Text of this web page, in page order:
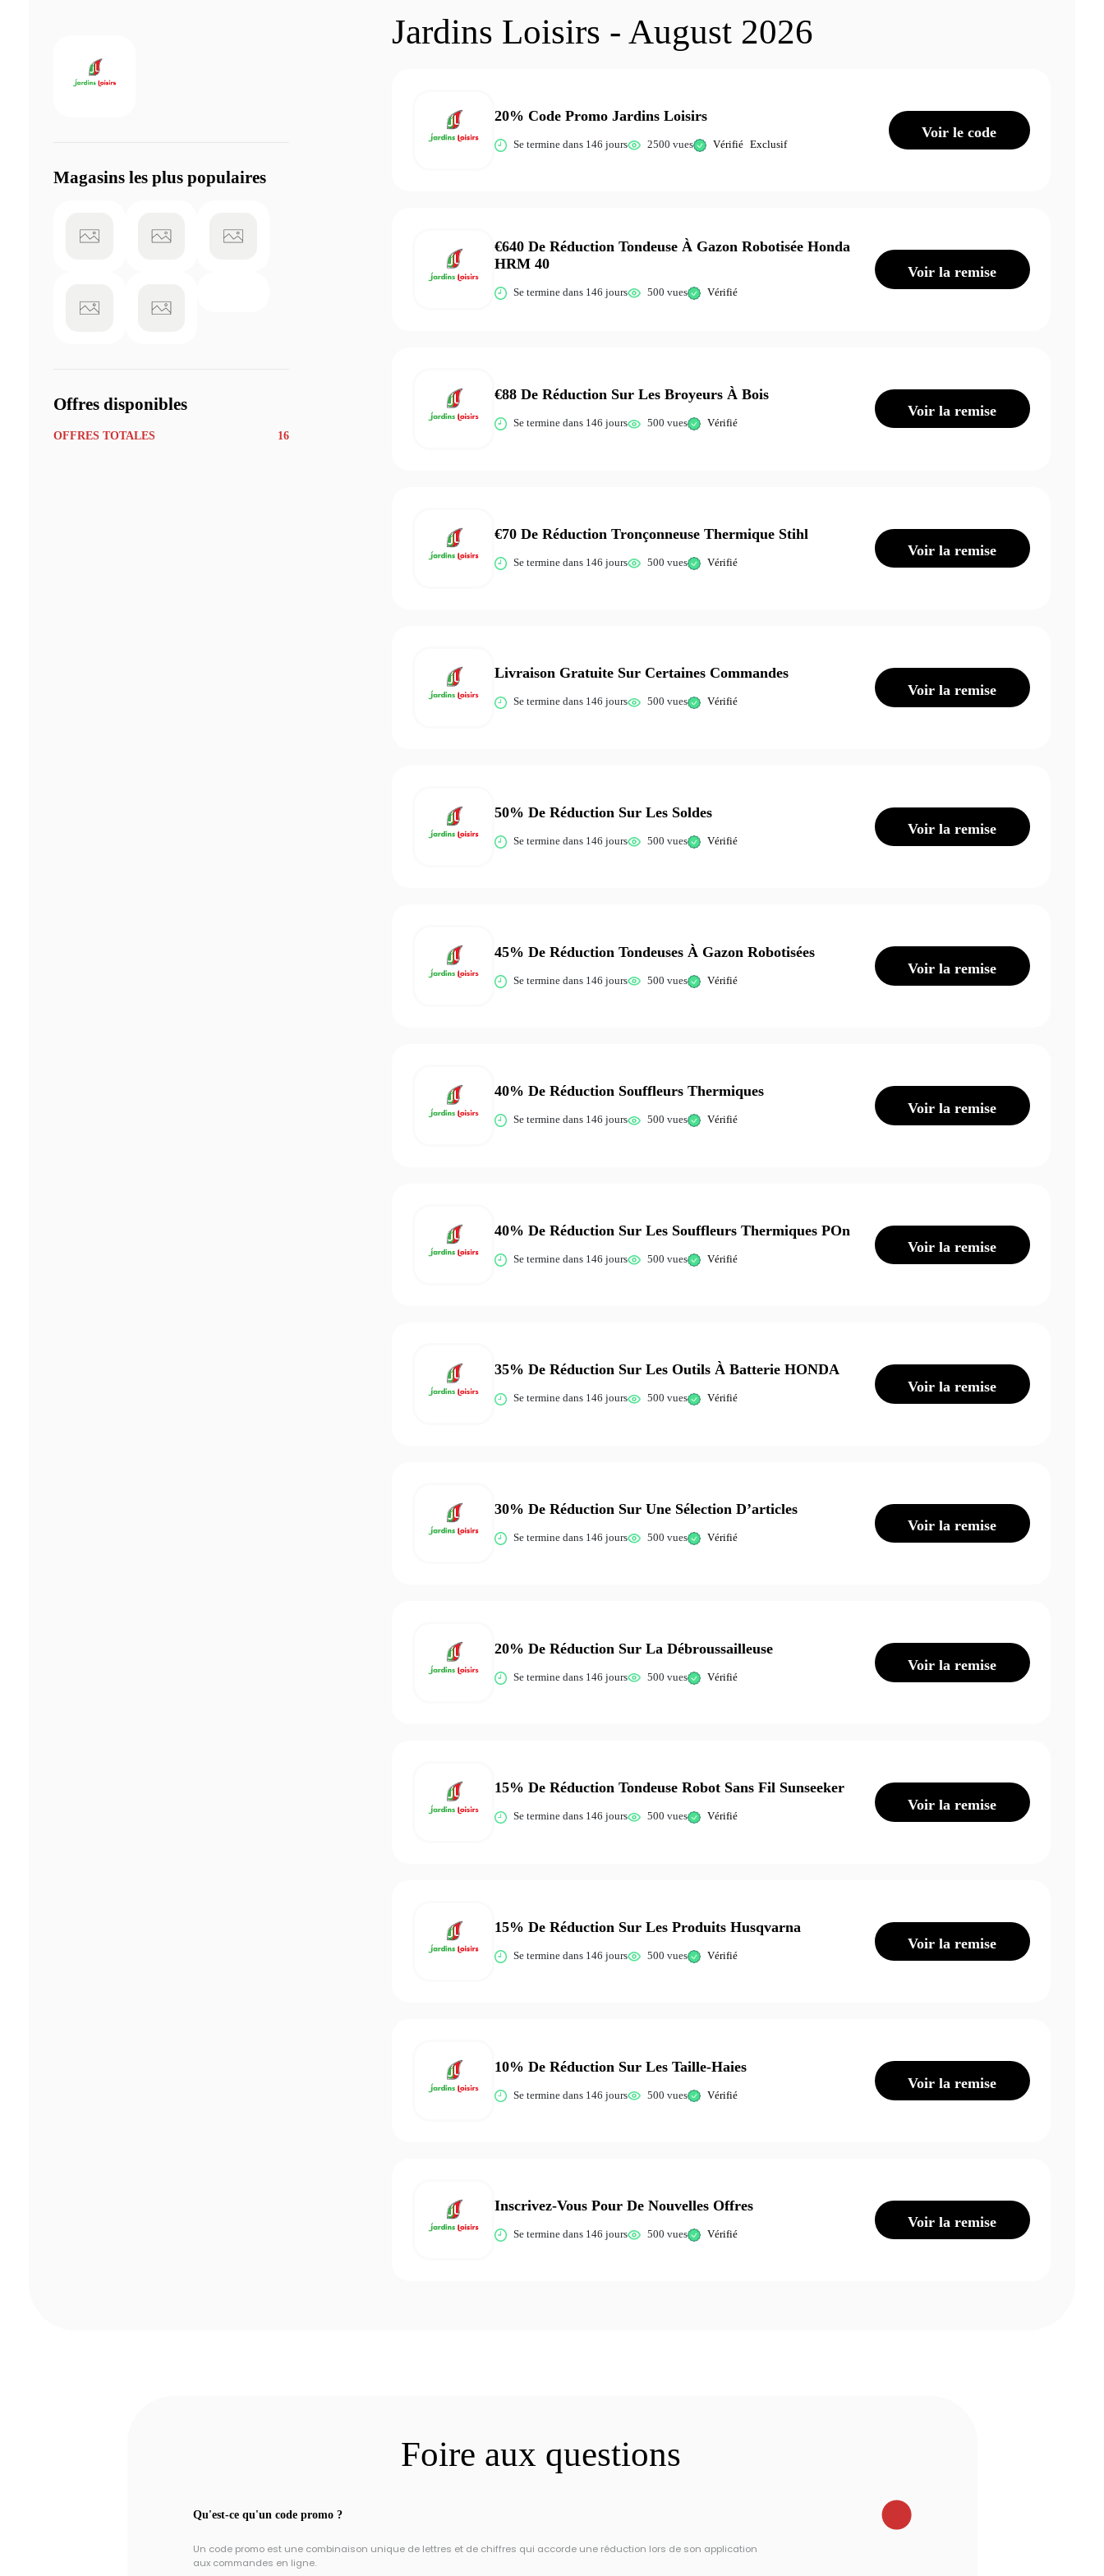
Jardins Loisirs - August 2026
20% Code Promo Jardins Loisirs
Se termine dans 146 jours 2500 vues Vérifié Exclusif
Voir le code
€640 De Réduction Tondeuse À Gazon Robotisée Honda
HRM 40
Se termine dans 146 jours 500 vues Vérifié
Voir la remise
€88 De Réduction Sur Les Broyeurs À Bois
Se termine dans 146 jours 500 vues Vérifié
Voir la remise
€70 De Réduction Tronçonneuse Thermique Stihl
Se termine dans 146 jours 500 vues Vérifié
Voir la remise
Livraison Gratuite Sur Certaines Commandes
Se termine dans 146 jours 500 vues Vérifié
Voir la remise
50% De Réduction Sur Les Soldes
Se termine dans 146 jours 500 vues Vérifié
Voir la remise
45% De Réduction Tondeuses À Gazon Robotisées
Se termine dans 146 jours 500 vues Vérifié
Voir la remise
40% De Réduction Souffleurs Thermiques
Se termine dans 146 jours 500 vues Vérifié
Voir la remise
40% De Réduction Sur Les Souffleurs Thermiques POn
Se termine dans 146 jours 500 vues Vérifié
Voir la remise
35% De Réduction Sur Les Outils À Batterie HONDA
Se termine dans 146 jours 500 vues Vérifié
Voir la remise
30% De Réduction Sur Une Sélection D’articles
Se termine dans 146 jours 500 vues Vérifié
Voir la remise
20% De Réduction Sur La Débroussailleuse
Se termine dans 146 jours 500 vues Vérifié
Voir la remise
15% De Réduction Tondeuse Robot Sans Fil Sunseeker
Se termine dans 146 jours 500 vues Vérifié
Voir la remise
15% De Réduction Sur Les Produits Husqvarna
Se termine dans 146 jours 500 vues Vérifié
Voir la remise
10% De Réduction Sur Les Taille-Haies
Se termine dans 146 jours 500 vues Vérifié
Voir la remise
Inscrivez-Vous Pour De Nouvelles Offres
Se termine dans 146 jours 500 vues Vérifié
Voir la remise
Magasins les plus populaires
Offres disponibles
OFFRES TOTALES 16
Foire aux questions
Qu'est-ce qu'un code promo ?
Un code promo est une combinaison unique de lettres et de chiffres qui accorde une réduction lors de son application
aux commandes en ligne.